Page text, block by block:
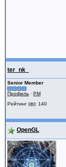
ter_nk_
Senior Member
Профиль · PM
Рейтинг (ф): 140
OpenGL